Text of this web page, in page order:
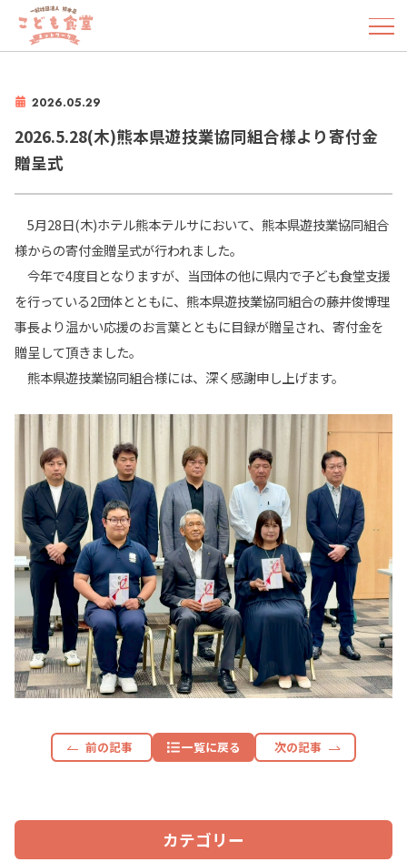
2026.05.29
2026.5.28(木)熊本県遊技業協同組合様より寄付金
贈呈式
5月28日(木)ホテル熊本テルサにおいて、熊本県遊技業協同組合
様からの寄付金贈呈式が行われました。
今年で4度目となりますが、当団体の他に県内で子ども食堂支援
を行っている2団体とともに、熊本県遊技業協同組合の藤井俊博理
事長より温かい応援のお言葉とともに目録が贈呈され、寄付金を
贈呈して頂きました。
熊本県遊技業協同組合様には、深く感謝申し上げます。
前の記事 一覧に戻る 次の記事
カテゴリー